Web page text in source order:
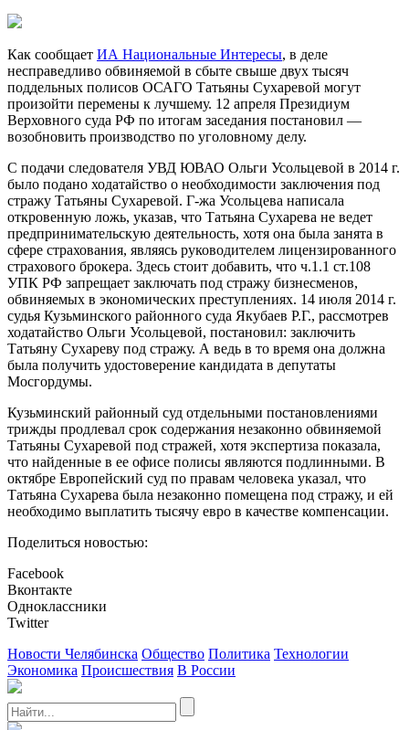
Как сообщает ИА Национальные Интересы, в деле
несправедливо обвиняемой в сбыте свыше двух тысяч
поддельных полисов ОСАГО Татьяны Сухаревой могут
произойти перемены к лучшему. 12 апреля Президиум
Верховного суда РФ по итогам заседания постановил —
возобновить производство по уголовному делу.
С подачи следователя УВД ЮВАО Ольги Усольцевой в 2014 г.
было подано ходатайство о необходимости заключения под
стражу Татьяны Сухаревой. Г-жа Усольцева написала
откровенную ложь, указав, что Татьяна Сухарева не ведет
предпринимательскую деятельность, хотя она была занята в
сфере страхования, являясь руководителем лицензированного
страхового брокера. Здесь стоит добавить, что ч.1.1 ст.108
УПК РФ запрещает заключать под стражу бизнесменов,
обвиняемых в экономических преступлениях. 14 июля 2014 г.
судья Кузьминского районного суда Якубаев Р.Г., рассмотрев
ходатайство Ольги Усольцевой, постановил: заключить
Татьяну Сухареву под стражу. А ведь в то время она должна
была получить удостоверение кандидата в депутаты
Мосгордумы.
Кузьминский районный суд отдельными постановлениями
трижды продлевал срок содержания незаконно обвиняемой
Татьяны Сухаревой под стражей, хотя экспертиза показала,
что найденные в ее офисе полисы являются подлинными. В
октябре Европейский суд по правам человека указал, что
Татьяна Сухарева была незаконно помещена под стражу, и ей
необходимо выплатить тысячу евро в качестве компенсации.
Поделиться новостью:
Facebook
Вконтакте
Одноклассники
Twitter
Новости Челябинска Общество Политика Технологии
Экономика Происшествия В России